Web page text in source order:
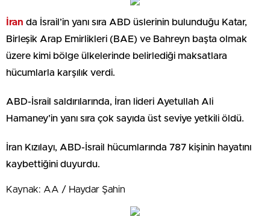
İran da İsrail’in yanı sıra ABD üslerinin bulunduğu Katar,
Birleşik Arap Emirlikleri (BAE) ve Bahreyn başta olmak
üzere kimi bölge ülkelerinde belirlediği maksatlara
hücumlarla karşılık verdi.
ABD-İsrail saldırılarında, İran lideri Ayetullah Ali
Hamaney’in yanı sıra çok sayıda üst seviye yetkili öldü.
İran Kızılayı, ABD-İsrail hücumlarında 787 kişinin hayatını
kaybettiğini duyurdu.
Kaynak: AA / Haydar Şahin